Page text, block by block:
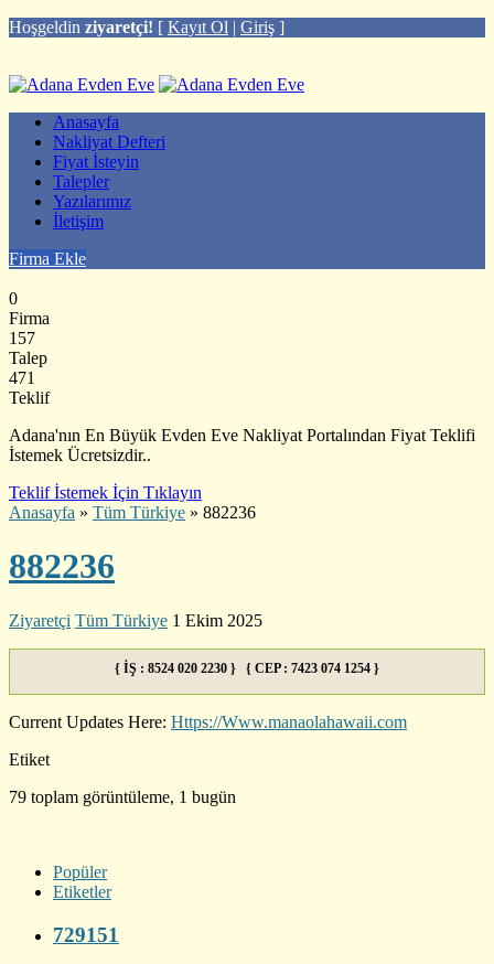
Hoşgeldin ziyaretçi! [ Kayıt Ol | Giriş ]
Anasayfa
Nakliyat Defteri
Fiyat İsteyin
Talepler
Yazılarımız
İletişim
Firma Ekle
0
Firma
157
Talep
471
Teklif
Adana'nın En Büyük Evden Eve Nakliyat Portalından Fiyat Teklifi
İstemek Ücretsizdir..
Teklif İstemek İçin Tıklayın
Anasayfa » Tüm Türkiye » 882236
882236
Ziyaretçi Tüm Türkiye 1 Ekim 2025
{ İŞ : 8524 020 2230 } { CEP : 7423 074 1254 }
Current Updates Here: Https://Www.manaolahawaii.com
Etiket
79 toplam görüntüleme, 1 bugün
Popüler
Etiketler
729151